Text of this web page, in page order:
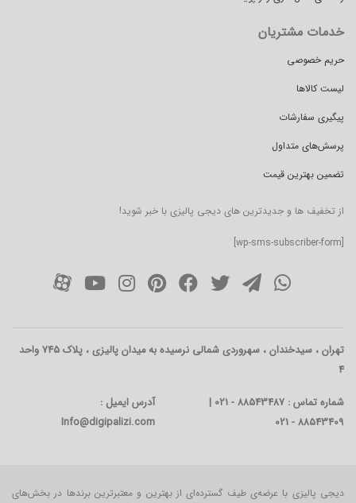
خدمات مشتریان
حریم خصوصی
لیست کالاها
پیگیری سفارشات
پرسش‌های متداول
تضمین بهترین قیمت
از تخفیف ها و جدیدترین های دیجی پالیزی با خبر شوید!
[wp-sms-subscriber-form]
تهران ، سیدخندان ، سهروردی شمالی نرسیده به میدان پالیزی ، پلاک 745 واحد
4
شماره تماس : 88543487 - 021 |
88543409 - 021
آدرس ایمیل :
Info@digipalizi.com
دیجی پالیزی با عرضه‌ی طیف گسترده‌ای از بهترین و معتبرترین برندها در بخش‌های